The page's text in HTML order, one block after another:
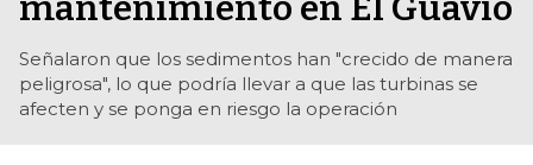
mantenimiento en El Guavio
Señalaron que los sedimentos han "crecido de manera
peligrosa", lo que podría llevar a que las turbinas se
afecten y se ponga en riesgo la operación